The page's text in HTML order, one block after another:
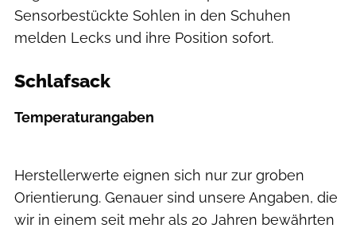
Sensorbestückte Sohlen in den Schuhen
melden Lecks und ihre Position sofort.
Schlafsack
Temperaturangaben
Herstellerwerte eignen sich nur zur groben
Orientierung. Genauer sind unsere Angaben, die
wir in einem seit mehr als 20 Jahren bewährten